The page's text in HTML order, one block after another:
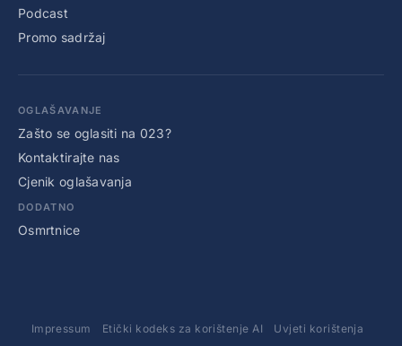
Podcast
Promo sadržaj
OGLAŠAVANJE
Zašto se oglasiti na 023?
Kontaktirajte nas
Cjenik oglašavanja
DODATNO
Osmrtnice
Impressum Etički kodeks za korištenje AI Uvjeti korištenja